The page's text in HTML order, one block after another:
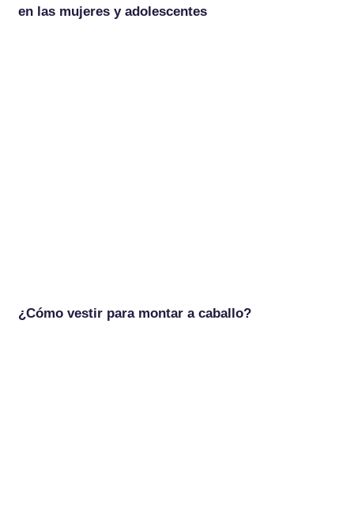
en las mujeres y adolescentes
¿Cómo vestir para montar a caballo?